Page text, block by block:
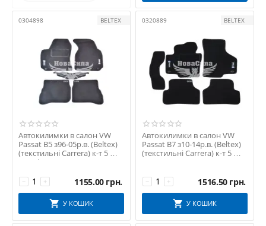
0304898 BELTEX
Автокилимки в салон VW
Passat B5 з96-05р.в. (Beltex)
(текстильні Carrera) к-т 5 шт.
чорні
+
− 1155.00 грн.
У КОШИК
0320889 BELTEX
Автокилимки в салон VW
Passat B7 з10-14р.в. (Beltex)
(текстильні Carrera) к-т 5 шт.
+
− 1516.50 грн.
У КОШИК